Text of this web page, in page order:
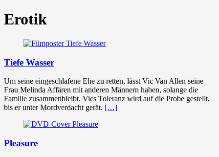
Erotik
Tiefe Wasser
Um seine eingeschlafene Ehe zu retten, lässt Vic Van Allen seine
Frau Melinda Affären mit anderen Männern haben, solange die
Familie zusammenbleibt. Vics Toleranz wird auf die Probe gestellt,
bis er unter Mordverdacht gerät. […]
Pleasure